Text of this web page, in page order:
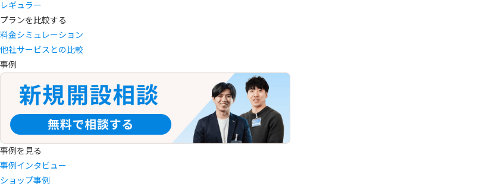
レギュラー
プランを比較する
料金シミュレーション
他社サービスとの比較
事例
事例を見る
事例インタビュー
ショップ事例